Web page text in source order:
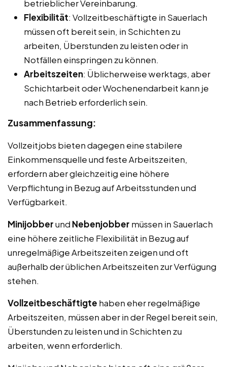
betrieblicher Vereinbarung.
Flexibilität: Vollzeitbeschäftigte in Sauerlach
müssen oft bereit sein, in Schichten zu
arbeiten, Überstunden zu leisten oder in
Notfällen einspringen zu können.
Arbeitszeiten: Üblicherweise werktags, aber
Schichtarbeit oder Wochenendarbeit kann je
nach Betrieb erforderlich sein.
Zusammenfassung:
Vollzeitjobs bieten dagegen eine stabilere
Einkommensquelle und feste Arbeitszeiten,
erfordern aber gleichzeitig eine höhere
Verpflichtung in Bezug auf Arbeitsstunden und
Verfügbarkeit.
Minijobberund Nebenjobber müssen in Sauerlach
eine höhere zeitliche Flexibilität in Bezug auf
unregelmäßige Arbeitszeiten zeigen und oft
außerhalb der üblichen Arbeitszeiten zur Verfügung
stehen.
Vollzeitbeschäftigte haben eher regelmäßige
Arbeitszeiten, müssen aber in der Regel bereit sein,
Überstunden zu leisten und in Schichten zu
arbeiten, wenn erforderlich.